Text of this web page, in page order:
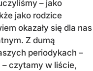
– jako
jako rodzice
okazały się dla nas
Z dumą
periodykach –
– czytamy w liście,